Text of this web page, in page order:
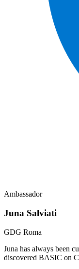
Ambassador
Juna Salviati
GDG Roma
Juna has always been
discovered BASIC on